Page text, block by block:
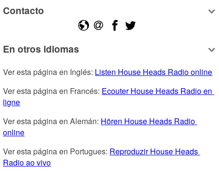
Contacto
En otros idiomas
Ver esta página en Inglés: Listen House Heads Radio online
Ver esta página en Francés: Ecouter House Heads Radio en
ligne
Ver esta página en Alemán: Hören House Heads Radio
online
Ver esta página en Portugues: Reproduzir House Heads
Radio ao vivo